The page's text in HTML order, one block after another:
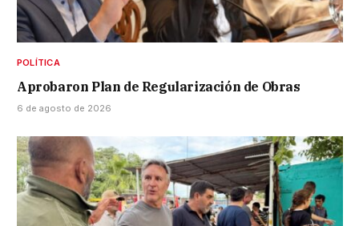
POLÍTICA
Aprobaron Plan de Regularización de Obras
6 de agosto de 2026